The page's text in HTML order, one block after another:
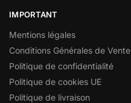
IMPORTANT
Mentions légales
Conditions Générales de Vente
Politique de confidentialité
Politique de cookies UE
Politique de livraison